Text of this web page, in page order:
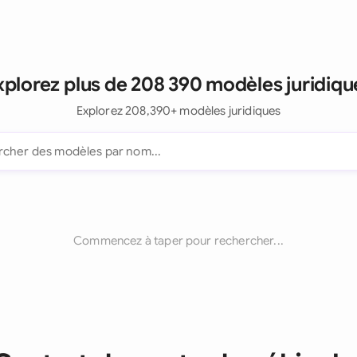
plus de 208 390 modèles
Explorez 208,390+ modèles juridiques
Commencez à taper pour rechercher...